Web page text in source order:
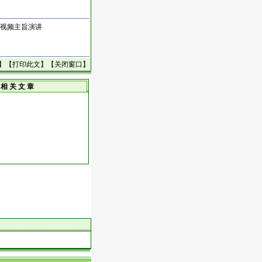
频主旨演讲
【打印此文 】【 关闭窗口 】
关 文 章